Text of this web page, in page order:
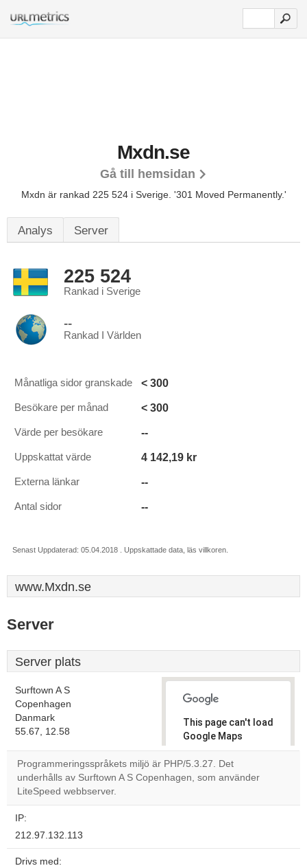
Mxdn.se
Gå till hemsidan
Mxdn är rankad 225 524 i Sverige. '301 Moved Permanently.'
Analys Server
225 524
Rankad i Sverige
--
Rankad I Världen
Månatliga sidor granskade < 300
Besökare per månad < 300
Värde per besökare --
Uppskattat värde 4 142,19 kr
Externa länkar --
Antal sidor --
Senast Uppdaterad: 05.04.2018 . Uppskattade data, läs villkoren.
www.Mxdn.se
Server
Server plats
Surftown A S
Copenhagen
Danmark
55.67, 12.58
This page can't load
Google Maps
correctly.
Do you
Programmeringsspråkets miljö är PHP/5.3.27. Det
underhålls av Surftown A S Copenhagen, som använder
LiteSpeed webbserver.
IP:
212.97.132.113
Drivs med: